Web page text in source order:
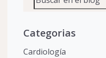
Categorias
Cardiología